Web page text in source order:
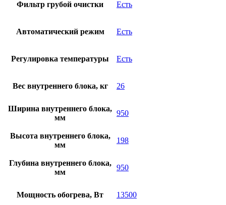
Фильтр грубой очистки Есть
Автоматический режим Есть
Регулировка температуры Есть
Вес внутреннего блока, кг 26
Ширина внутреннего блока,
мм
950
Высота внутреннего блока,
мм
198
Глубина внутреннего блока,
мм
950
Мощность обогрева, Вт 13500